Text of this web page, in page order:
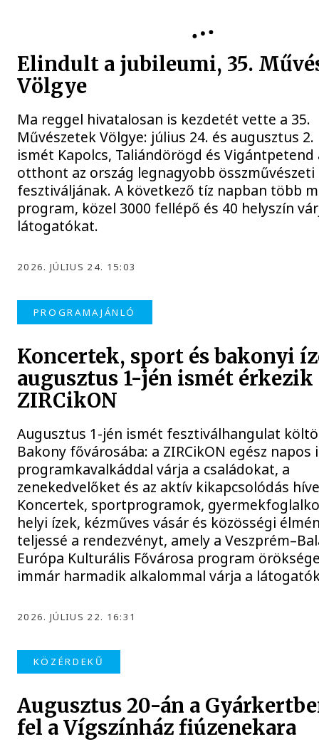
Elindult a jubileumi, 35.
Völgye
Ma reggel hivatalosan is kezdetét vette a 35.
Művészetek Völgye: július 24. és augusztus
ismét Kapolcs, Taliándörögd és Vigántpetend
otthont az ország legnagyobb összművészeti
fesztiváljának. A következő tíz napban több
program, közel 3000 fellépő és 40 helyszín
látogatókat.
2026. JÚLIUS 24. 15:03
PROGRAMAJÁNLÓ
Koncertek, sport és bakonyi
augusztus 1-jén ismét érkezik
ZIRCikON
Augusztus 1-jén ismét fesztiválhangulat
Bakony fővárosába: a ZIRCikON egész napos
programkavalkáddal várja a családokat, a
zenekedvelőket és az aktív kikapcsolódás
Koncertek, sportprogramok,
helyi ízek, kézműves vásár és közösségi
teljessé a rendezvényt, amely a
Európa Kulturális Fővárosa program
immár harmadik alkalommal várja a
2026. JÚLIUS 22. 16:31
KÖZÉRDEKŰ
Augusztus 20-án a
fel a Vígszínház fiúzenekara